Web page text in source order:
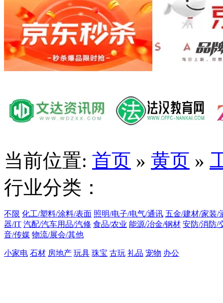
当前位置: 首页 » 黄页 »
行业分类：
不限 化工/塑料/涂料/表面 照明/电子/电气/通讯 五金/建材/家装/
器/IT 汽配/汽车用品/汽修 食品/农业 能源/冶金/钢材 安防/消防/
音/传媒 物流/展会/其他
小家电 石材 房地产 玩具 珠宝 古玩 礼品 宠物 办公